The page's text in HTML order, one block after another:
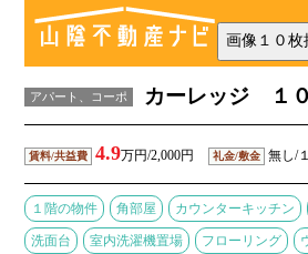
アパート、コーポ カーレッジ １
賃料/共益費 4.9万円/2,000円 礼金/敷金 無し/
１階の物件 角部屋 カウンターキッチン
洗面台 室内洗濯機置場 フローリング